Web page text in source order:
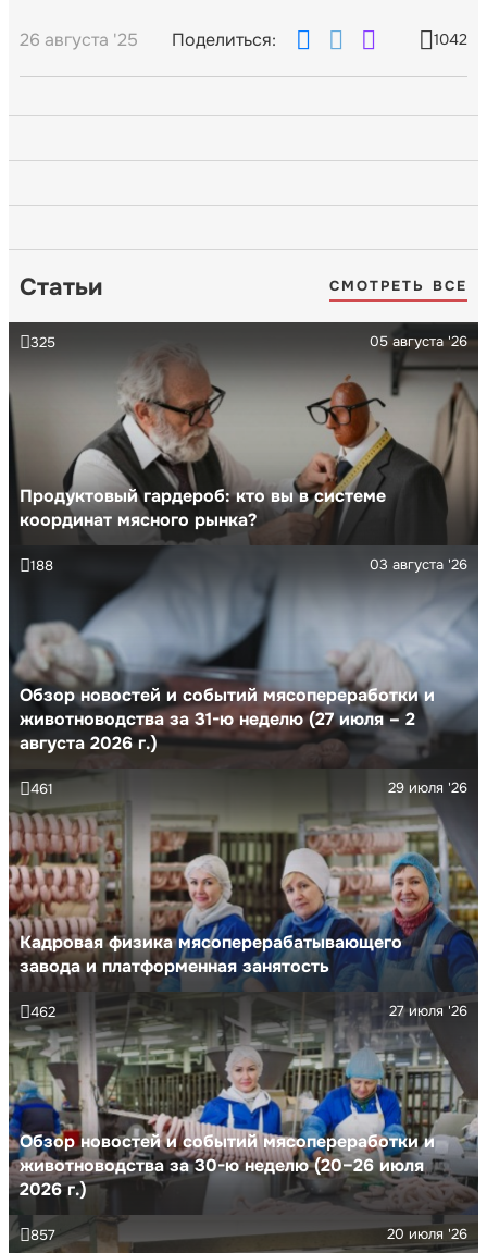
26 августа '25 Поделиться: 1042
Статьи СМОТРЕТЬ ВСЕ
Продуктовый гардероб: кто вы в системе
координат мясного рынка?
05 августа '26
325
Обзор новостей и событий мясопереработки и
животноводства за 31-ю неделю (27 июля – 2
августа 2026 г.)
03 августа '26
188
Кадровая физика мясоперерабатывающего
завода и платформенная занятость
29 июля '26
461
Обзор новостей и событий мясопереработки и
животноводства за 30-ю неделю (20–26 июля
2026 г.)
27 июля '26
462
20 июля '26
857